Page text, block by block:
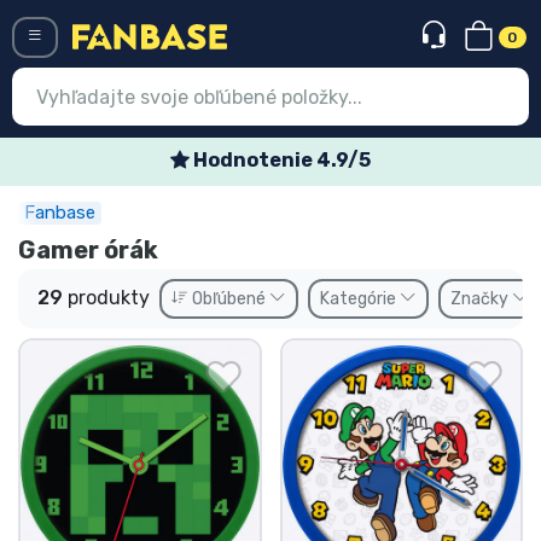
0
Špeciálne týždenné ponuky
Fanbase
Gamer órák
29 produkty Obľúbené Kategórie Značky
Akcie
Expresná preprava
Predobjednávky
Outlet produkty